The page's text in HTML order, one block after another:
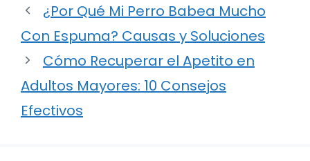
¿Por Qué Mi Perro Babea Mucho
Con Espuma? Causas y Soluciones
Cómo Recuperar el Apetito en
Adultos Mayores: 10 Consejos
Efectivos